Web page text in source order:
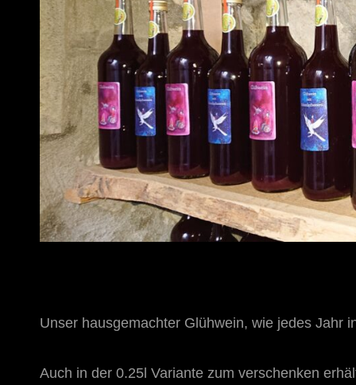
Unser hausgemachter Glühwein, wie jedes Jahr
Auch in der 0.25l Variante zum verschenken